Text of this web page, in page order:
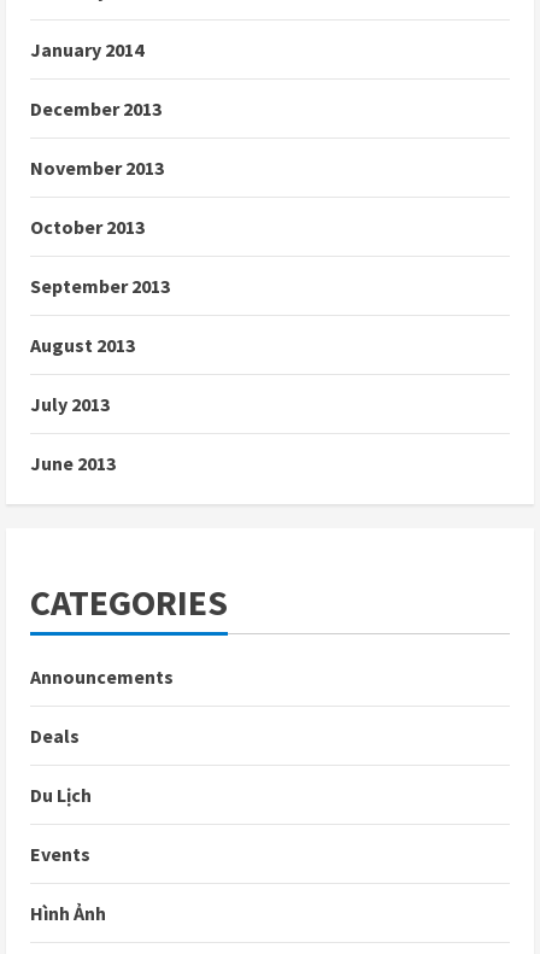
January 2014
December 2013
November 2013
October 2013
September 2013
August 2013
July 2013
June 2013
CATEGORIES
Announcements
Deals
Du Lịch
Events
Hình Ảnh